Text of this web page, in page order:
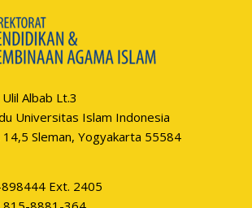
Albab Lt.3
Universitas Islam Indonesia
14,5 Sleman, Yogyakarta 55584
Ext. 2405